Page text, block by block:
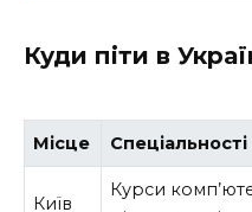
Куди піти в
Місце
Київ
Курси